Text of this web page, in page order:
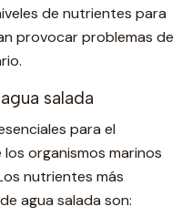
de nutrientes para
provocar problemas de
salada
para el
organismos marinos
nutrientes más
agua salada son: